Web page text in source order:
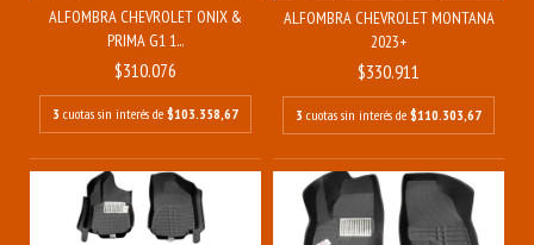
ALFOMBRA CHEVROLET ONIX &
PRIMA G1 1...
$310.076
3 cuotas sin interés de $103.358,67
ALFOMBRA CHEVROLET MONTANA
2023+
$330.911
3 cuotas sin interés de $110.303,67